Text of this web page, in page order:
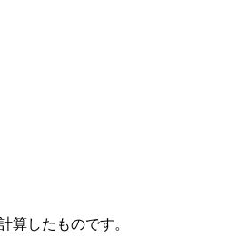
算したものです。